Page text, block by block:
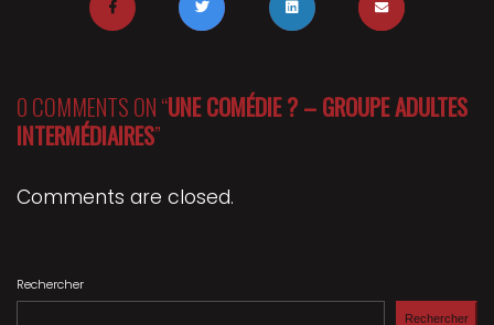
0 COMMENTS ON “UNE COMÉDIE ? – GROUPE ADULTES
INTERMÉDIAIRES”
Comments are closed.
Rechercher
Rechercher